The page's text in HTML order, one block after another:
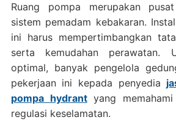
Ruang pompa merupakan
sistem pemadam kebakaran.
ini harus mempertimbangkan
serta kemudahan perawatan.
optimal, banyak pengelola
pekerjaan ini kepada penyedia
pompa hydrantyang
regulasi keselamatan.